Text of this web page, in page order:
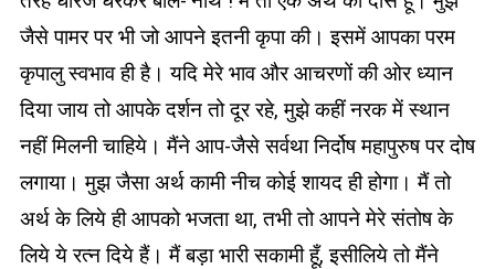
जैसे पामर पर भी जो आपने इतनी कृपा की। इसमें आपका परम
कृपालु स्वभाव ही है। यदि मेरे भाव और आचरणों की ओर ध्यान
दिया जाय तो आपके दर्शन तो दूर रहे, मुझे कहीं नरक में स्थान
नहीं मिलनी चाहिये। मैंने आप-जैसे सर्वथा निर्दोष महापुरुष पर दोष
लगाया। मुझ जैसा अर्थ कामी नीच कोई शायद ही होगा। मैं तो
अर्थ के लिये ही आपको भजता था, तभी तो आपने मेरे संतोष के
लिये ये रत्न दिये हैं। मैं बड़ा भारी सकामी हूँ, इसीलिये तो मैंने